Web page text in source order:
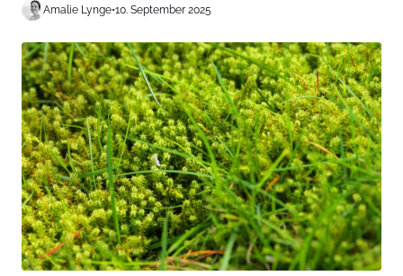
Amalie Lynge•10. September 2025